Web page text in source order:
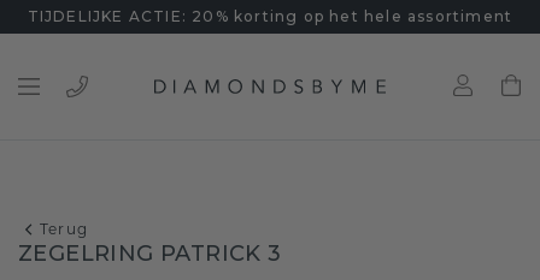
TIJDELIJKE ACTIE: 20% korting op het hele assortiment
Terug
ZEGELRING PATRICK 3